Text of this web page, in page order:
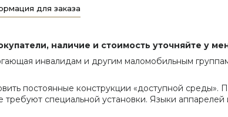
для заказа
наличие и стоимость уточняйте у
инвалидам и другим маломобильным
постоянные конструкции «доступной среды».
требуют специальной установки. Языки